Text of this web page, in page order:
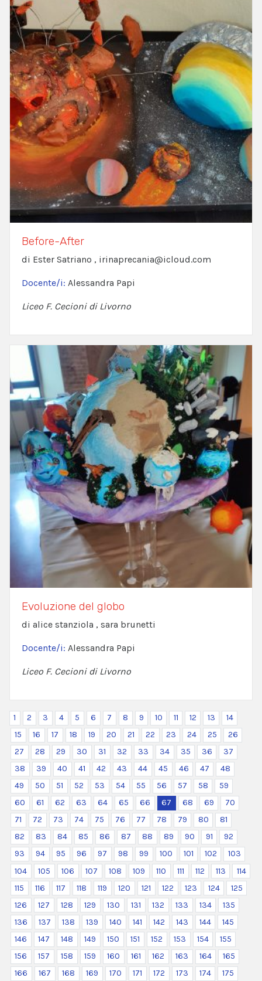
Before-After
di Ester Satriano , irinaprecania@icloud.com
Docente/i: Alessandra Papi
Liceo F. Cecioni di Livorno
Evoluzione del globo
di alice stanziola , sara brunetti
Docente/i: Alessandra Papi
Liceo F. Cecioni di Livorno
1 2 3 4 5 6 7 8 9 10 11 12 13
14
15
16 17 18 19 20 21 22 23 24 25
26
27
28 29 30 31 32 33 34 35 36
37
38
39 40 41 42 43 44 45 46 47
48
49
50 51 52 53 54 55 56 57 58
59
60
61 62 63 64 65 66 67 68 69
70
71
72 73 74 75 76 77 78 79 80
81
82
83 84 85 86 87 88 89 90 91
92
93
94 95 96 97 98 99 100 101 102
103
104
105 106 107 108 109 110 111 112 113
114
115
116 117 118 119 120 121 122 123 124
125
126
127 128 129 130 131 132 133 134
135
136
137 138 139 140 141 142 143 144
145
146
147 148 149 150 151 152 153 154
155
156
157 158 159 160 161 162 163 164
165
166
167 168 169 170 171 172 173 174 175